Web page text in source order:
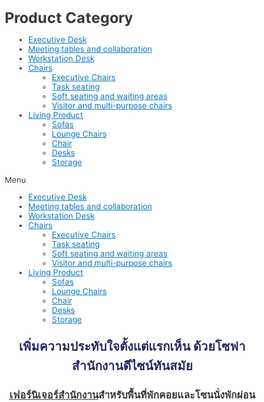
Product Category
Executive Desk
Meeting tables and collaboration
Workstation Desk
Chairs
Executive Chairs
Task seating
Soft seating and waiting areas
Visitor and multi-purpose chairs
Living Product
Sofas
Lounge Chairs
Chair
Desks
Storage
Menu
Executive Desk
Meeting tables and collaboration
Workstation Desk
Chairs
Executive Chairs
Task seating
Soft seating and waiting areas
Visitor and multi-purpose chairs
Living Product
Sofas
Lounge Chairs
Chair
Desks
Storage
เพิ่มความประทับใจตั้งแต่แรกเห็น ด้วยโซฟา
สำนักงานดีไซน์ทันสมัย
เฟอร์นิเจอร์สำนักงานสำหรับพื้นที่พักคอยและโซนนั่งพักผ่อน